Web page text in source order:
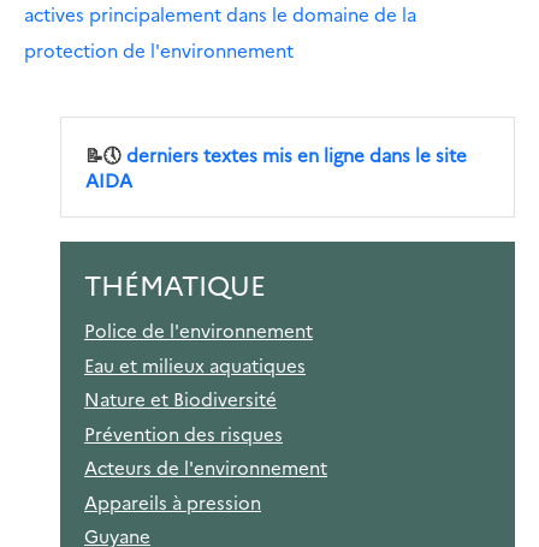
actives principalement dans le domaine de la
protection de l'environnement
📝🕔derniers textes mis en ligne dans le site
AIDA
THÉMATIQUE
Police de l'environnement
Eau et milieux aquatiques
Nature et Biodiversité
Prévention des risques
Acteurs de l'environnement
Appareils à pression
Guyane